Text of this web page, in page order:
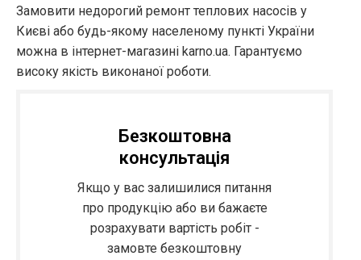
Замовити недорогий ремонт теплових насосів у
Києві або будь-якому населеному пункті України
можна в інтернет-магазині karno.ua. Гарантуємо
високу якість виконаної роботи.
Безкоштовна
консультація
Якщо у вас залишилися питання
про продукцію або ви бажаєте
розрахувати вартість робіт -
замовте безкоштовну